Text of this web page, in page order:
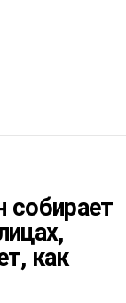
собирает
как